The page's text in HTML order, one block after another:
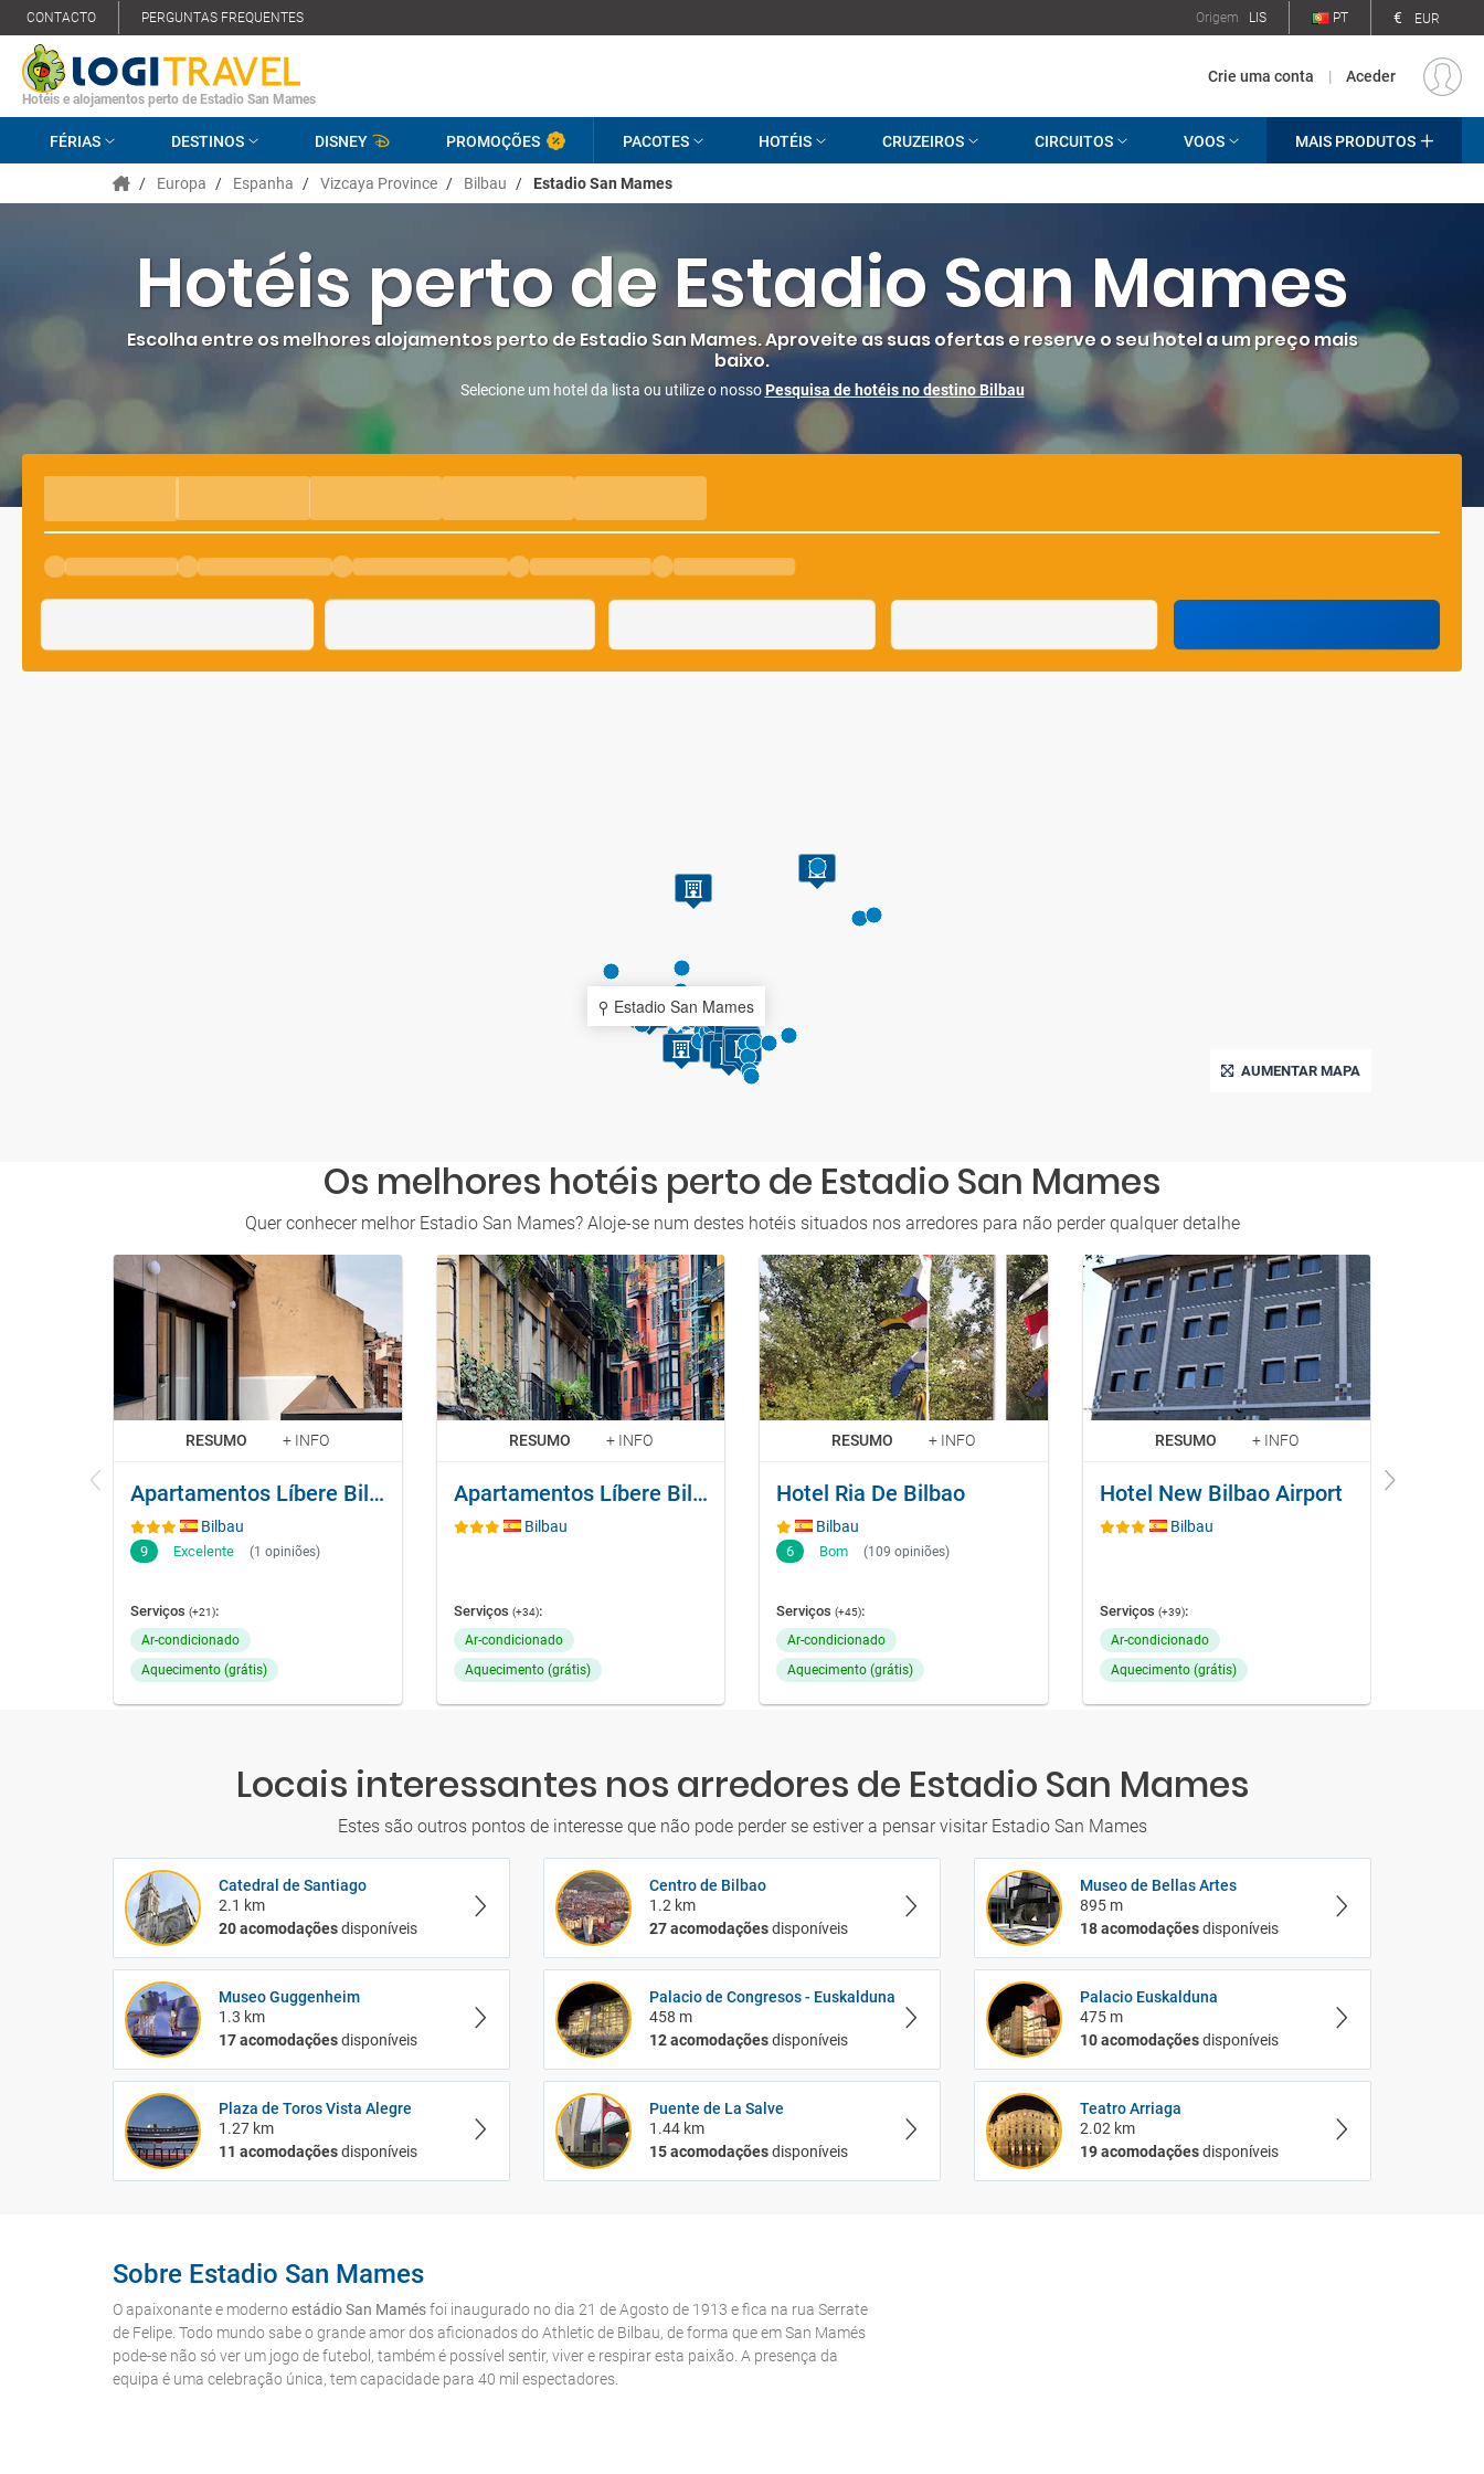
CONTACTO PERGUNTAS FREQUENTES Origem LIS PT € EUR
Hotéis e alojamentos perto de Estadio San Mames
Crie uma conta | Aceder
FÉRIAS DESTINOS DISNEY PROMOÇÕES PACOTES HOTÉIS CRUZEIROS CIRCUITOS VOOS MAIS PRODUTOS
/ Europa / Espanha / Vizcaya Province / Bilbau / Estadio San Mames
Hotéis perto de Estadio San Mames
Escolha entre os melhores alojamentos perto de Estadio San Mames. Aproveite as suas ofertas e reserve o seu hotel a um preço mais
baixo.
Selecione um hotel da lista ou utilize o nosso Pesquisa de hotéis no destino Bilbau
Estadio San Mames
AUMENTAR MAPA
Os melhores hotéis perto de Estadio San Mames
Quer conhecer melhor Estadio San Mames? Aloje-se num destes hotéis situados nos arredores para não perder qualquer detalhe
RESUMO + INFO
Apartamentos Líbere Bilbao La Vieja
Bilbau
9 Excelente (1 opiniões)
Serviços (+21):
Ar-condicionado
Aquecimento (grátis)
RESUMO + INFO
Apartamentos Líbere Bilbao Museo
Bilbau
Serviços (+34):
Ar-condicionado
Aquecimento (grátis)
RESUMO + INFO
Hotel Ria De Bilbao
Bilbau
6 Bom (109 opiniões)
Serviços (+45):
Ar-condicionado
Aquecimento (grátis)
RESUMO + INFO
Hotel New Bilbao Airport
Bilbau
Serviços (+39):
Ar-condicionado
Aquecimento (grátis)
Locais interessantes nos arredores de Estadio San Mames
Estes são outros pontos de interesse que não pode perder se estiver a pensar visitar Estadio San Mames
Catedral de Santiago
2.1 km
20 acomodaçõesdisponíveis
Centro de Bilbao
1.2 km
27 acomodaçõesdisponíveis
Museo de Bellas Artes
895 m
18 acomodaçõesdisponíveis
Museo Guggenheim
1.3 km
17 acomodaçõesdisponíveis
Palacio de Congresos - Euskalduna
458 m
12 acomodaçõesdisponíveis
Palacio Euskalduna
475 m
10 acomodaçõesdisponíveis
Plaza de Toros Vista Alegre
1.27 km
11 acomodaçõesdisponíveis
Puente de La Salve
1.44 km
15 acomodaçõesdisponíveis
Teatro Arriaga
2.02 km
19 acomodaçõesdisponíveis
Sobre Estadio San Mames
O apaixonante e modernoestádio San Mamésfoi inaugurado no dia 21 de Agosto de 1913 e fica na rua Serrate
de Felipe. Todo mundo sabe o grande amor dos aficionados do Athletic de Bilbau, de forma que em San Mamés
pode-se não só ver um jogo de futebol, também é possível sentir, viver e respirar esta paixão. A presença da
equipa é uma celebração única, tem capacidade para 40 mil espectadores.